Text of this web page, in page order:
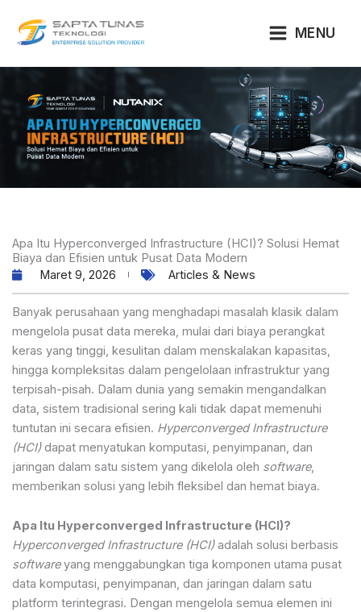
konten
MENU
Apa Itu Hyperconverged Infrastructure (HCI)? Solusi Hemat
Biaya dan Efisien untuk Pusat Data Modern
Maret 9, 2026
Articles & News
Banyak perusahaan yang menghadapi masalah klasik dalam
mengelola pusat data mereka, mulai dari biaya perangkat
keras yang tinggi, kesulitan dalam menskalakan kapasitas,
hingga kompleksitas dalam pengelolaan infrastruktur yang
terpisah-pisah. Dalam dunia yang semakin mengandalkan
data, sistem tradisional sering kali tidak dapat memenuhi
tuntutan ini secara efisien. Hyperconverged Infrastructure
(HCI)dapat menyatukan komputasi, penyimpanan, dan
jaringan dalam satu sistem yang dikelola oleh software,
memberikan solusi yang lebih fleksibel dan hemat biaya.
Apa Itu Hyperconverged Infrastructure (HCI)?
Hyperconverged Infrastructure (HCI)adalah solusi berbasis
softwareyang menggabungkan tiga komponen utama pusat
data komputasi, penyimpanan, dan jaringan dalam satu
platform terintegrasi. Dengan mengelola semua elemen ini